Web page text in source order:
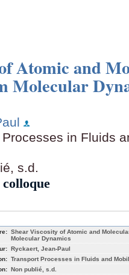
Atomic and
Molecular
in Fluids
s.d.
Shear Viscosity of Atomic and
Molecular Dynamics
Ryckaert, Jean-Paul
Transport Processes in Fluids and
Non publié, s.d.